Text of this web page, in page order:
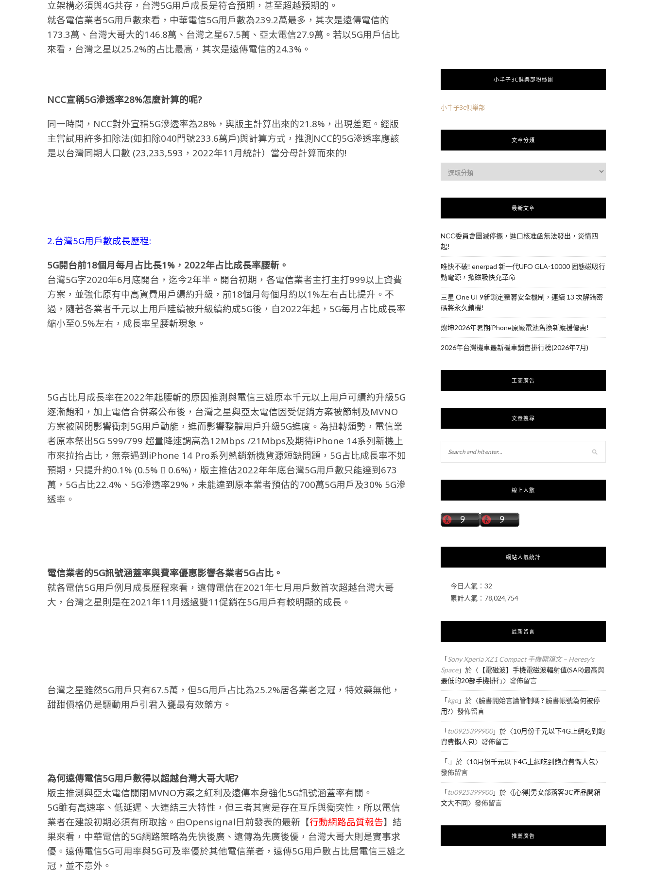
立架構必須與4G共存，台灣5G用戶成長是符合預期，甚至超越預期的。
就各電信業者5G用戶數來看，中華電信5G用戶數為239.2萬最多，其次是遠傳電信的
173.3萬、台灣大哥大的146.8萬、台灣之星67.5萬、亞太電信27.9萬。若以5G用戶佔比
來看，台灣之星以25.2%的占比最高，其次是遠傳電信的24.3%。
NCC宣稱5G滲透率28%怎麼計算的呢?
同一時間，NCC對外宣稱5G滲透率為28%，與版主計算出來的21.8%，出現差距。經版
主嘗試用許多扣除法(如扣除040門號233.6萬戶)與計算方式，推測NCC的5G滲透率應該
是以台灣同期人口數 (23,233,593，2022年11月統計）當分母計算而來的!
2.台灣5G用戶數成長歷程:
5G開台前18個月每月占比長1%，2022年占比成長率腰斬。
台灣5G字2020年6月底開台，迄今2年半。開台初期，各電信業者主打主打999以上資費
方案，並強化原有中高資費用戶續約升級，前18個月每個月約以1%左右占比提升。不
過，隨著各業者千元以上用戶陸續被升級續約成5G後，自2022年起，5G每月占比成長率
縮小至0.5%左右，成長率呈腰斬現象。
5G占比月成長率在2022年起腰斬的原因推測與電信三雄原本千元以上用戶可續約升級5G
逐漸飽和，加上電信合併案公布後，台灣之星與亞太電信因受促銷方案被節制及MVNO
方案被關閉影響衝刺5G用戶動能，進而影響整體用戶升級5G進度。為扭轉頹勢，電信業
者原本祭出5G 599/799 超量降速調高為12Mbps /21Mbps及期待iPhone 14系列新機上
市來拉抬占比，無奈遇到iPhone 14 Pro系列熱銷新機貨源短缺問題，5G占比成長率不如
預期，只提升約0.1% (0.5%  0.6%)，版主推估2022年年底台灣5G用戶數只能達到673
萬，5G占比22.4%、5G滲透率29%，未能達到原本業者預估的700萬5G用戶及30% 5G滲
透率。
電信業者的5G訊號涵蓋率與費率優惠影響各業者5G占比。
就各電信5G用戶例月成長歷程來看，遠傳電信在2021年七月用戶數首次超越台灣大哥
大，台灣之星則是在2021年11月透過雙11促銷在5G用戶有較明顯的成長。
台灣之星雖然5G用戶只有67.5萬，但5G用戶占比為25.2%居各業者之冠，特效藥無他，
甜甜價格仍是驅動用戶引君入甕最有效藥方。
為何遠傳電信5G用戶數得以超越台灣大哥大呢?
版主推測與亞太電信關閉MVNO方案之紅利及遠傳本身強化5G訊號涵蓋率有關。
5G雖有高速率、低延遲、大連結三大特性，但三者其實是存在互斥與衝突性，所以電信
業者在建設初期必須有所取捨。由Opensignal日前發表的最新【行動網路品質報告】結
果來看，中華電信的5G網路策略為先快後廣、遠傳為先廣後優，台灣大哥大則是實事求
優。遠傳電信5G可用率與5G可及率優於其他電信業者，遠傳5G用戶數占比居電信三雄之
冠，並不意外。
小丰子3C俱樂部粉絲團
小丰子3c俱樂部
文章分類
最新文章
NCC委員會團滅停擺，進口核准函無法發出，災情四
起!
唯快不破! enerpad 新一代UFO GLA-10000 固態磁吸行
動電源，掀磁吸快充革命
三星 One UI 9新鎖定螢幕安全機制，連續 13 次解錯密
碼將永久鎖機!
燦坤2026年暑期iPhone原廠電池舊換新應援優惠!
2026年台灣機車最新機車銷售排行榜(2026年7月)
工商廣告
文章搜尋
線上人數
網站人氣統計
今日人氣： 32
累計人氣： 78,024,754
最新留言
「Sony Xperia XZ1 Compact 手機開箱文 – Heresy's
Space」於〈 【電磁波】手機電磁波輻射值(SAR)最高與
最低的20部手機排行〉發佈留言
「kgo」於〈臉書開始言論管制嗎 ? 臉書帳號為何被停
用?〉發佈留言
「tu0925399900」於〈10月份千元以下4G上網吃到飽
資費懶人包〉發佈留言
「.」於〈10月份千元以下4G上網吃到飽資費懶人包〉
發佈留言
「tu0925399900」於〈[心得]男女部落客3C產品開箱
文大不同〉發佈留言
推薦廣告